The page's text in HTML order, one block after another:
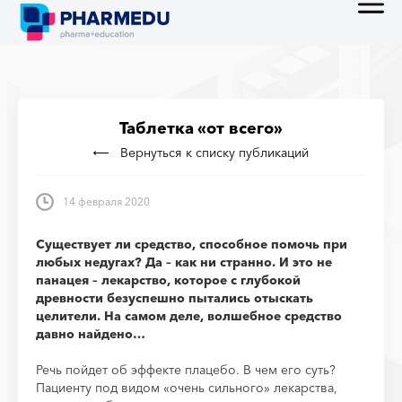
Таблетка «от всего»
Вернуться к списку публикаций
14 февраля 2020
Существует ли средство, способное помочь при
любых недугах? Да – как ни странно. И это не
панацея – лекарство, которое с глубокой
древности безуспешно пытались отыскать
целители. На самом деле, волшебное средство
давно найдено…
Речь пойдет об эффекте плацебо. В чем его суть?
Пациенту под видом «очень сильного» лекарства,